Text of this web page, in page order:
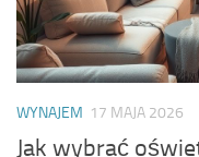
WYNAJEM 17 MAJA 2026
Jak wybrać